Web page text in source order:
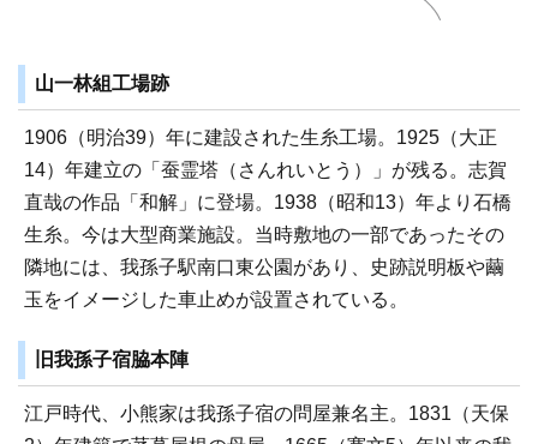
山一林組工場跡
1906（明治39）年に建設された生糸工場。1925（大正
14）年建立の「蚕霊塔（さんれいとう）」が残る。志賀
直哉の作品「和解」に登場。1938（昭和13）年より石橋
生糸。今は大型商業施設。当時敷地の一部であったその
隣地には、我孫子駅南口東公園があり、史跡説明板や繭
玉をイメージした車止めが設置されている。
旧我孫子宿脇本陣
江戸時代、小熊家は我孫子宿の問屋兼名主。1831（天保